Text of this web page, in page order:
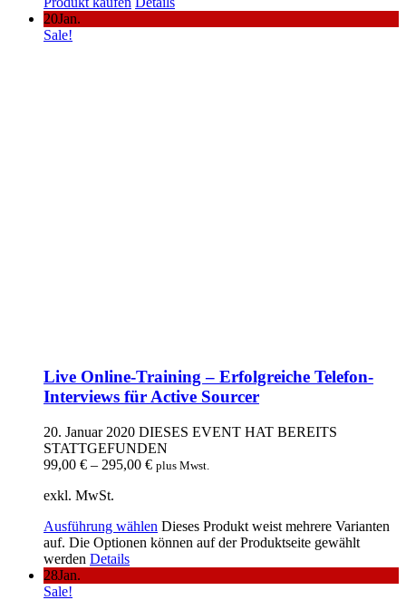
20Jan.
Sale!
Live Online-Training – Erfolgreiche Telefon-
Interviews für Active Sourcer
20. Januar 2020 DIESES EVENT HAT BEREITS
STATTGEFUNDEN
99,00 € – 295,00 € plus Mwst.
exkl. MwSt.
Ausführung wählen Dieses Produkt weist mehrere Varianten
auf. Die Optionen können auf der Produktseite gewählt
werden Details
28Jan.
Sale!